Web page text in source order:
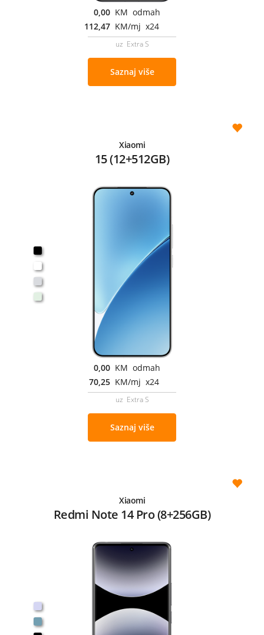
0,00 KM odmah
112,47 KM/mj x24
uz Extra S
Saznaj više
Xiaomi
15 (12+512GB)
0,00 KM odmah
70,25 KM/mj x24
uz Extra S
Saznaj više
Xiaomi
Redmi Note 14 Pro (8+256GB)